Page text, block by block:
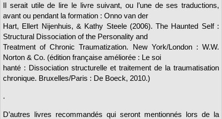
Il serait utile de lire le livre suivant, ou l’une de ses traductions,
avant ou pendant la formation : Onno van der
Hart, Ellert Nijenhuis, & Kathy Steele (2006). The Haunted Self :
Structural Dissociation of the Personality and
Treatment of Chronic Traumatization. New York/London : W.W.
Norton & Co. (édition française améliorée : Le soi
hanté : Dissociation structurelle et traitement de la traumatisation
chronique. Bruxelles/Paris : De Boeck, 2010.)
.
D’autres livres recommandés qui seront mentionnés lors de la